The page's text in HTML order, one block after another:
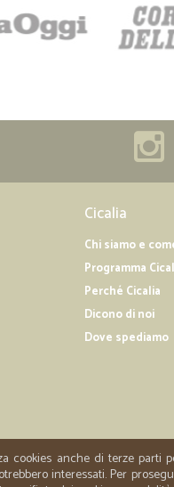
Cicalia
Chi siamo e
Programma
Perché Cicalia
Dicono di noi
Dove spediamo
cookies anche di terze parti
interessati. Per